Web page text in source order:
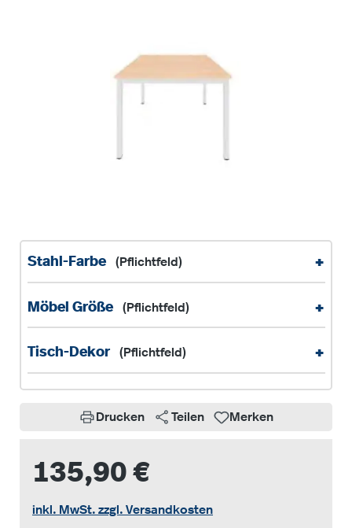
Stahl-Farbe (Pflichtfeld) +
Möbel Größe (Pflichtfeld) +
Tisch-Dekor (Pflichtfeld) +
Drucken Teilen Merken
135,90 €
inkl. MwSt. zzgl. Versandkosten